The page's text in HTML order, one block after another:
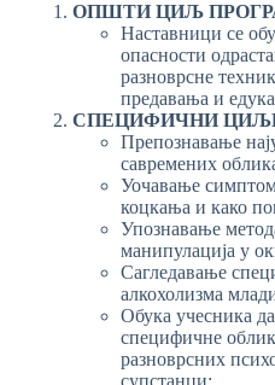
ОПШТИ ЦИЉ
Наставници се
опасности
разноврсне
предавања и
СПЕЦИФИЧНИ
Препознавање
савремених
Уочавање
коцкања и како
Упознавање
манипулација у
Сагледавање
алкохолизма
Обука учесника
специфичне
разноврсних
супстанци;